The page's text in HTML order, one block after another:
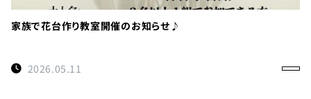
家族で花台作り教室開催のお知らせ♪
2026.05.11